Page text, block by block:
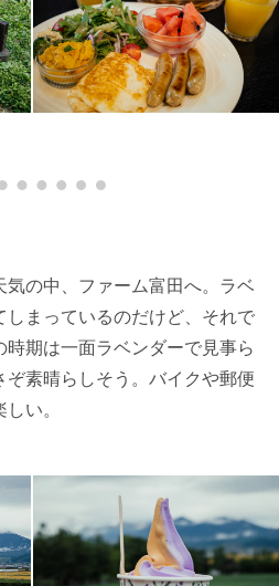
の中、ファーム富田へ。ラベ
しまっているのだけど、それで
期は一面ラベンダーで見事ら
ぞ素晴らしそう。バイクや郵便
い。